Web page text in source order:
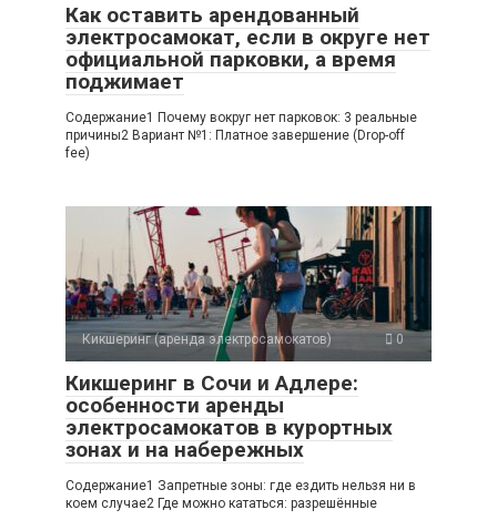
Как оставить арендованный
электросамокат, если в округе нет
официальной парковки, а время
поджимает
Содержание1 Почему вокруг нет парковок: 3 реальные
причины2 Вариант №1: Платное завершение (Drop-off
fee)
Кикшеринг (аренда электросамокатов) 0
Кикшеринг в Сочи и Адлере:
особенности аренды
электросамокатов в курортных
зонах и на набережных
Содержание1 Запретные зоны: где ездить нельзя ни в
коем случае2 Где можно кататься: разрешённые